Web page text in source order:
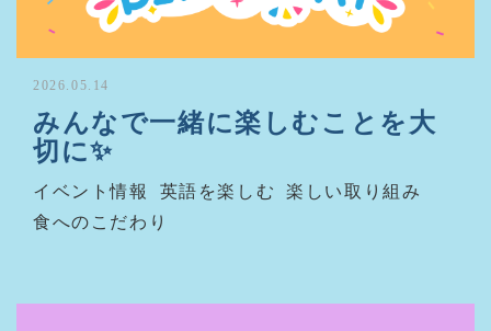
みんなで一緒に楽しむことを大
切に✨
2026.05.14
イベント情報 英語を楽しむ
楽しい取り組み
食へのこだわり